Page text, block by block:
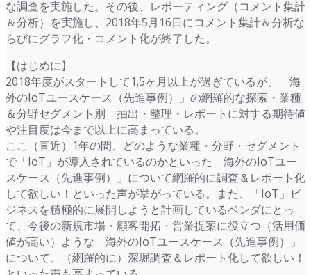
な調査を実施した。その後、レポーティング（コメント集計
＆分析）を実施し、2018年5月16日にコメント集計＆分析な
らびにグラフ化・コメント化が終了した。
【はじめに】
2018年度がスタートして1.5ヶ月以上が過ぎているが、「海
外のIoTユースケース（先進事例）」の網羅的な探索・業種
＆分野セグメント別 抽出・整理・レポートに対する期待値
や注目度は今まで以上に高まっている。
ここ（直近）1年の間、どのような業種・分野・セグメント
で「IoT」が導入されているのかといった「海外のIoTユー
スケース（先進事例）」について網羅的に調査＆レポート化
して欲しい！といった声が挙がっている。また、「IoT」ビ
ジネスを積極的に展開しようと計画しているベンダにとっ
て、今後の新規市場・顧客開拓・営業提案に役立つ（活用価
値が高い）ような「海外のIoTユースケース（先進事例）」
について、（網羅的に）深堀調査＆レポート化して欲しい！